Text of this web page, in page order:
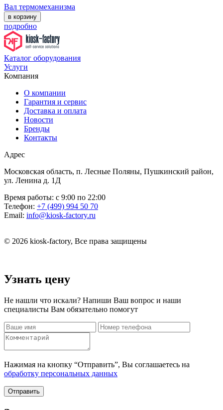
Вал термомеханизма
в корзину
подробно
Каталог оборудования
Услуги
Компания
О компании
Гарантия и сервис
Доставка и оплата
Новости
Бренды
Контакты
Адрес
Московская область, п. Лесные Поляны, Пушкинский район,
ул. Ленина д. 1Д
Время работы: с 9:00 по 22:00
Телефон: +7 (499) 994 50 70
Email: info@kiosk-factory.ru
© 2026 kiosk-factory, Все права защищены
Узнать цену
Не нашли что искали? Напиши Ваш вопрос и наши
специалисты Вам обязательно помогут
Нажимая на кнопку “Отправить”, Вы соглашаетесь на
обработку персональных данных
Отправить